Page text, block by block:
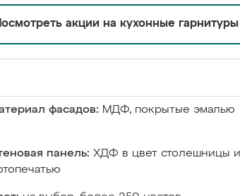
Посмотреть акции на кухонные гарнитуры
фасадов: МДФ, покрытые эмалью
панель: ХДФ в цвет столешницы